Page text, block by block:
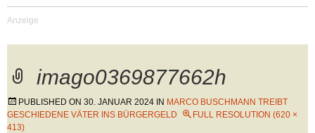
imago0369877662h
PUBLISHED ON 30. JANUAR 2024 IN MARCO BUSCHMANN TREIBT
GESCHIEDENE VÄTER INS BÜRGERGELD
FULL RESOLUTION (620 ×
413)